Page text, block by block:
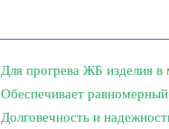
Для прогрева ЖБ изделия в
Обеспечивает
Долговечность и